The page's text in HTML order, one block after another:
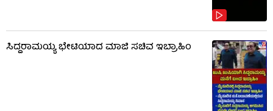
ಸಿದ್ದರಾಮಯ್ಯ ಭೇಟಿಯಾದ ಮಾಜಿ ಸಚಿವ ಇಬ್ರಾಹಿಂ